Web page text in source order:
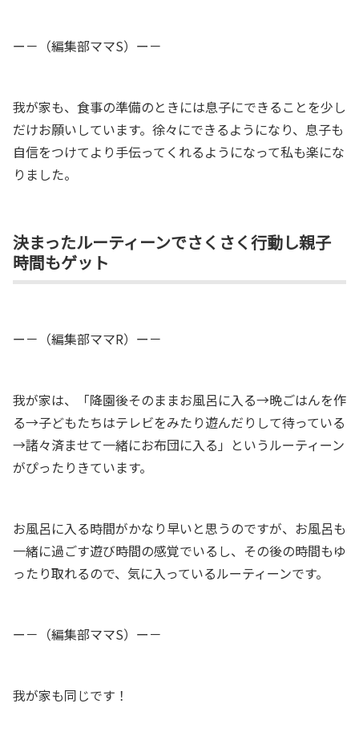
ー－（編集部ママS）ー－
我が家も、食事の準備のときには息子にできることを少し
だけお願いしています。 徐々にできるようになり、息子も
自信をつけてより手伝ってくれるようになって私も楽にな
りました。
決まったルーティーンでさくさく行動し親子
時間もゲット
ー－（編集部ママR）ー－
我が家は、「降園後そのままお風呂に入る→晩ごはんを作
る→子どもたちはテレビをみたり遊んだりして待っている
→諸々済ませて一緒にお布団に入る」というルーティーン
がぴったりきています。
お風呂に入る時間がかなり早いと思うのですが、お風呂も
一緒に過ごす遊び時間の感覚でいるし、その後の時間もゆ
ったり取れるので、気に入っているルーティーンです。
ー－（編集部ママS）ー－
我が家も同じです！